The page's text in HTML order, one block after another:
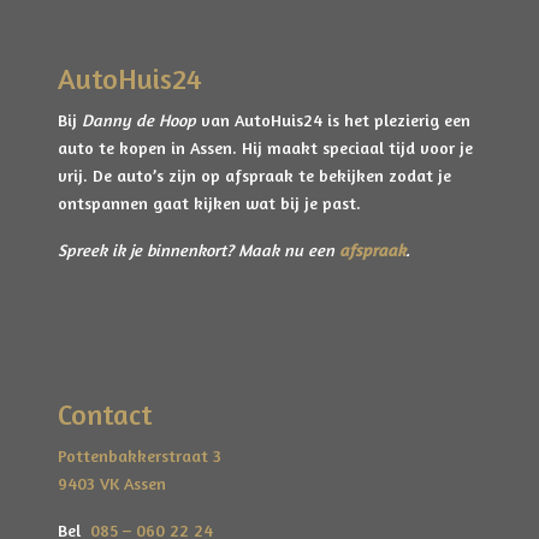
Anti doorslip regeling
Elektronisch stabiliteits programma
Elektronische remkrachtverdeling
kloppend NAP-tellerraport.
Gespreid betalen mogelijk
Wil je deze auto liever gespreid betalen? Dat regelen
we graag voor je. Zowelprivé als zakelijk
wij een passende financiering of leaseoplossing
partner en zorgen altijd voor
Vraag ons gerust naar de mogelijkheden of gebruik
definancieringscalculator
AutoHuis24
Bij Danny de Hoop van AutoHuis24 is het plezierig een
auto te kopen in Assen. Hij maakt speciaal tijd voor je
vrij. De auto’s zijn op afspraak te bekijken zodat je
ontspannen gaat kijken wat bij je past.
Spreek ik je binnenkort? Maak nu een afspraak.
Contact
Pottenbakkerstraat 3
9403 VK Assen
Bel 085 – 060 22 24